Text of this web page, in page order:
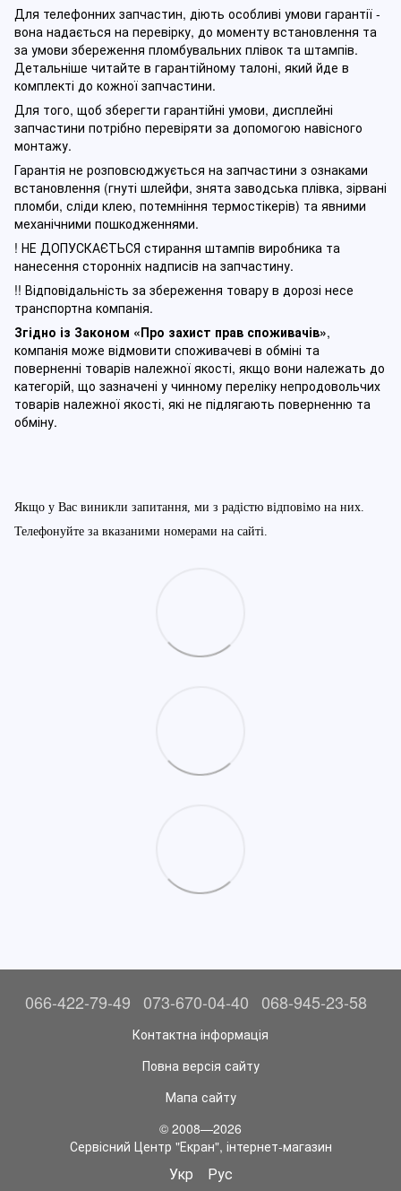
Для телефонних запчастин, діють особливі умови гарантії -
вона надається на перевірку, до моменту встановлення та
за умови збереження пломбувальних плівок та штампів.
Детальніше читайте в гарантійному талоні, який йде в
комплекті до кожної запчастини.
Для того, щоб зберегти гарантійні умови, дисплейні
запчастини потрібно перевіряти за допомогою навісного
монтажу.
Гарантія не розповсюджується на запчастини з ознаками
встановлення (гнуті шлейфи, знята заводська плівка, зірвані
пломби, сліди клею, потемніння термостікерів) та явними
механічними пошкодженнями.
! НЕ ДОПУСКАЄТЬСЯ стирання штампів виробника та
нанесення сторонніх надписів на запчастину.
!! Відповідальність за збереження товару в дорозі несе
транспортна компанія.
Згідно із Законом «Про захист прав споживачів»,
компанія може відмовити споживачеві в обміні та
поверненні товарів належної якості, якщо вони належать до
категорій, що зазначені у чинному переліку непродовольчих
товарів належної якості, які не підлягають поверненню та
обміну.
Якщо у Вас виникли запитання, ми з радістю відповімо на них.
Телефонуйте за вказаними номерами на сайті.
066-422-79-49 073-670-04-40 068-945-23-58
Контактна інформація
Повна версія сайту
Мапа сайту
© 2008—2026
Сервісний Центр "Екран", інтернет-магазин
Укр Рус